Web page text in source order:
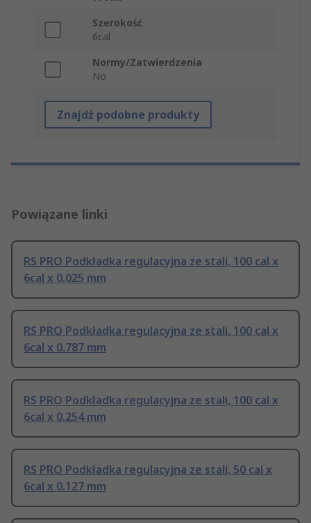
Szerokość
6cal
Normy/Zatwierdzenia
No
Znajdź podobne produkty
Powiązane linki
RS PRO Podkładka regulacyjna ze stali, 100 cal x
6cal x 0.025 mm
RS PRO Podkładka regulacyjna ze stali, 100 cal x
6cal x 0.787 mm
RS PRO Podkładka regulacyjna ze stali, 100 cal x
6cal x 0.254 mm
RS PRO Podkładka regulacyjna ze stali, 50 cal x
6cal x 0.127 mm